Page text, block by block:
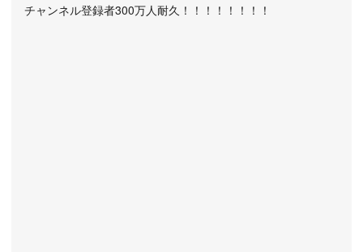
チャンネル登録者300万人耐久！！！！！！！！